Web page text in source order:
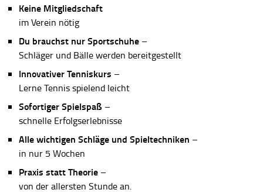
Keine Mitgliedschaft
im Verein nötig
Du brauchst nur Sportschuhe –
Schläger und Bälle werden bereitgestellt
Innovativer Tenniskurs –
Lerne Tennis spielend leicht
Sofortiger Spielspaß –
schnelle Erfolgserlebnisse
Alle wichtigen Schläge und Spieltechniken –
in nur 5 Wochen
Praxis statt Theorie –
von der allersten Stunde an.